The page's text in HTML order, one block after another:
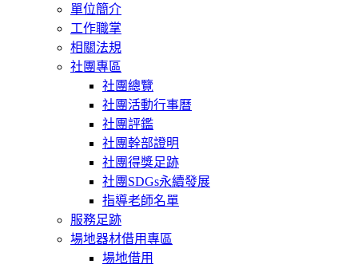
單位簡介
工作職掌
相關法規
社團專區
社團總覽
社團活動行事曆
社團評鑑
社團幹部證明
社團得獎足跡
社團SDGs永續發展
指導老師名單
服務足跡
場地器材借用專區
場地借用